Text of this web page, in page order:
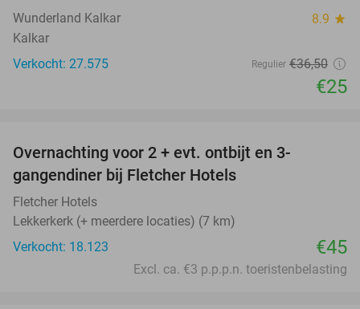
Wunderland Kalkar 8.9 star
Kalkar
Verkocht: 27.575
Regulier €36,50
€25
Overnachting voor 2 + evt. ontbijt en 3-
gangendiner bij Fletcher Hotels
Fletcher Hotels
Lekkerkerk (+ meerdere locaties) (7 km)
Verkocht: 18.123
€45
Excl. ca. €3 p.p.p.n. toeristenbelasting